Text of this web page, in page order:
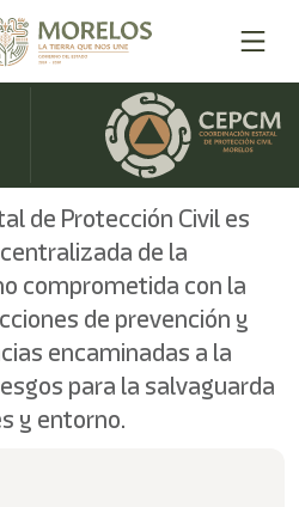
de Protección Civil es
de la
comprometida con la
de prevención y
encaminadas a la
para la salvaguarda
y entorno.